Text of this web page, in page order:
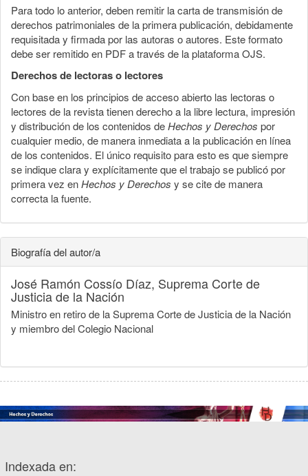
Para todo lo anterior, deben remitir la carta de transmisión de
derechos patrimoniales de la primera publicación, debidamente
requisitada y firmada por las autoras o autores. Este formato
debe ser remitido en PDF a través de la plataforma OJS.
Derechos de lectoras o lectores
Con base en los principios de acceso abierto las lectoras o
lectores de la revista tienen derecho a la libre lectura, impresión
y distribución de los contenidos deHechos y Derechos por
cualquier medio, de manera inmediata a la publicación en línea
de los contenidos. El único requisito para esto es que siempre
se indique clara y explícitamente que el trabajo se publicó por
primera vez enHechos y Derechos y se cite de manera
correcta la fuente.
Biografía del autor/a
José Ramón Cossío Díaz, Suprema Corte de
Justicia de la Nación
Ministro en retiro de la Suprema Corte de Justicia de la Nación
y miembro del Colegio Nacional
Indexada en: